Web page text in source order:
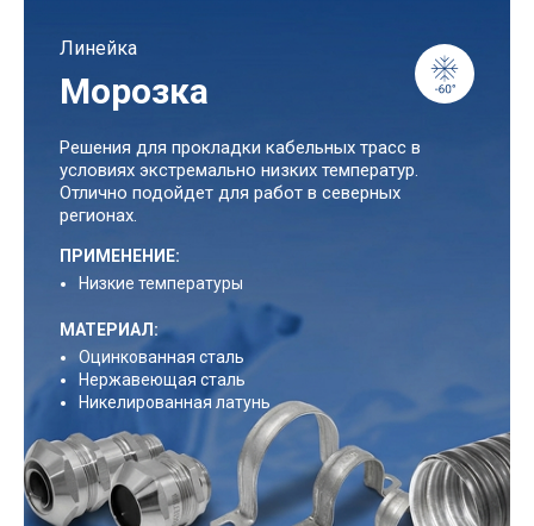
Линейка
Морозка
Решения для прокладки кабельных трасс в
условиях экстремально низких температур.
Отлично подойдет для работ в северных
регионах.
ПРИМЕНЕНИЕ:
Низкие температуры
МАТЕРИАЛ:
Оцинкованная сталь
Нержавеющая сталь
Никелированная латунь